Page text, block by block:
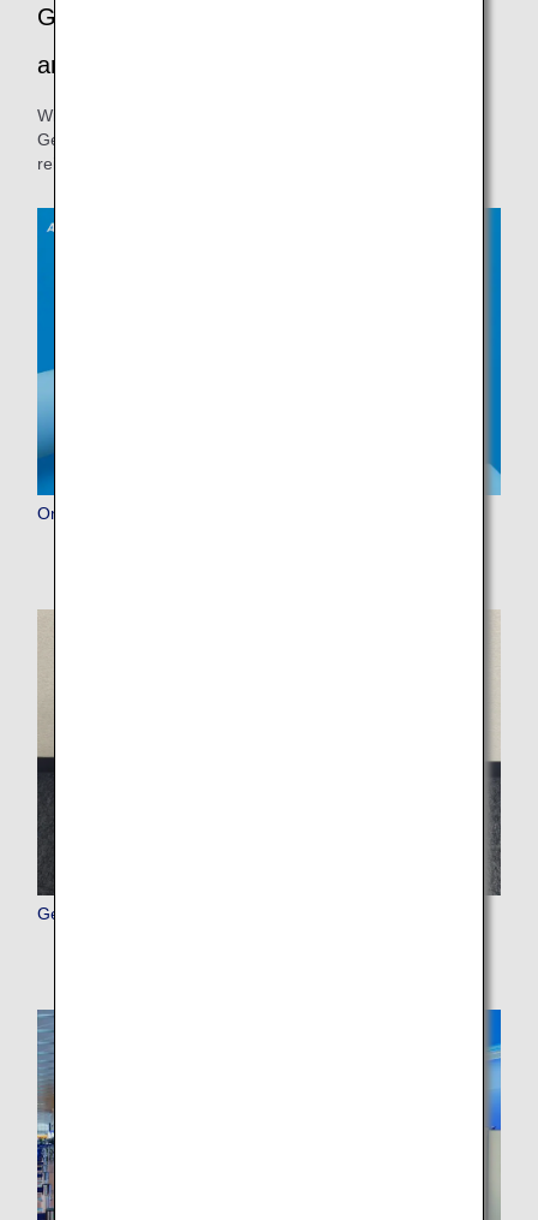
Gestalten Sie Ihr Reiseerlebnis
angenehmer
Wir empfehlen Ihnen, Informationen zum Online Check-in,
Gepäck und anderen Services zu bestätigen, um einen
reibungslosen Ablauf am Flughafen sicherzustellen.
Online Check-in
Gepäck (Check-in-Verfahren, Handgepäck, Kontrollen)